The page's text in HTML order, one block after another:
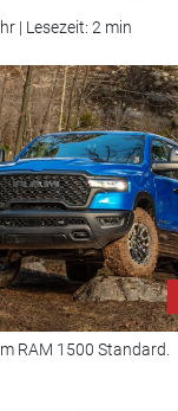
| Lesezeit: 2 min
RAM 1500 Standard.